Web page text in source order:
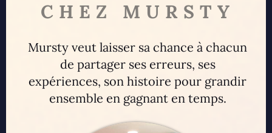
CHEZ MURSTY
Mursty veut laisser sa chance à chacun
de partager ses erreurs, ses
expériences, son histoire pour grandir
ensemble en gagnant en temps.